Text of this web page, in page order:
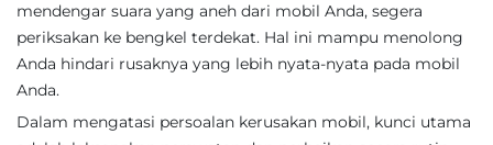
mendengar suara yang aneh dari mobil Anda, segera
periksakan ke bengkel terdekat. Hal ini mampu menolong
Anda hindari rusaknya yang lebih nyata-nyata pada mobil
Anda.
Dalam mengatasi persoalan kerusakan mobil, kunci utama